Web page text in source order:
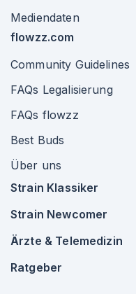
Mediendaten
flowzz.com
Community Guidelines
FAQs Legalisierung
FAQs flowzz
Best Buds
Über uns
Strain Klassiker
Strain Newcomer
Ärzte & Telemedizin
Ratgeber